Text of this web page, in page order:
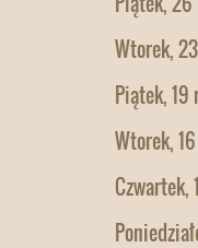
Wtorek,
Piątek, 19
Wtorek,
Czwartek,